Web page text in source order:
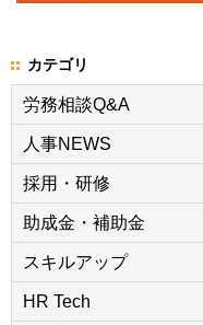
カテゴリ
労務相談Q&A
人事NEWS
採用・研修
助成金・補助金
スキルアップ
HR Tech